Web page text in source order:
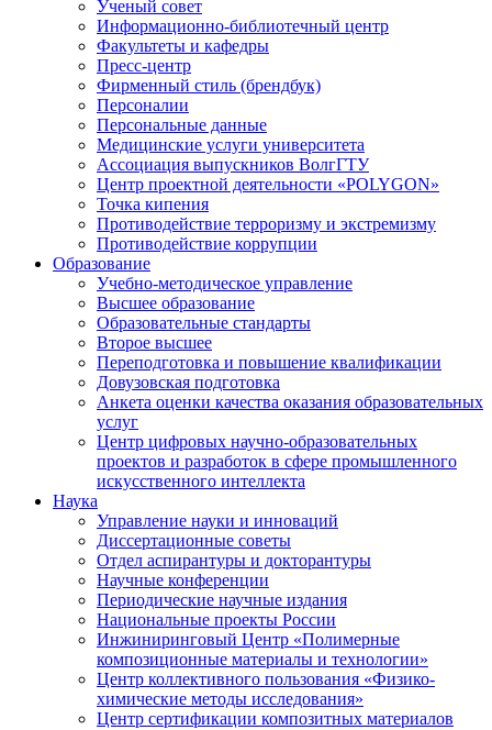
Ученый совет
Информационно-библиотечный центр
Факультеты и кафедры
Пресс-центр
Фирменный стиль (брендбук)
Персоналии
Персональные данные
Медицинские услуги университета
Ассоциация выпускников ВолгГТУ
Центр проектной деятельности «POLYGON»
Точка кипения
Противодействие терроризму и экстремизму
Противодействие коррупции
Образование
Учебно-методическое управление
Высшее образование
Образовательные стандарты
Второе высшее
Переподготовка и повышение квалификации
Довузовская подготовка
Анкета оценки качества оказания образовательных
услуг
Центр цифровых научно-образовательных
проектов и разработок в сфере промышленного
искусственного интеллекта
Наука
Управление науки и инноваций
Диссертационные советы
Отдел аспирантуры и докторантуры
Научные конференции
Периодические научные издания
Национальные проекты России
Инжиниринговый Центр «Полимерные
композиционные материалы и технологии»
Центр коллективного пользования «Физико-
химические методы исследования»
Центр сертификации композитных материалов